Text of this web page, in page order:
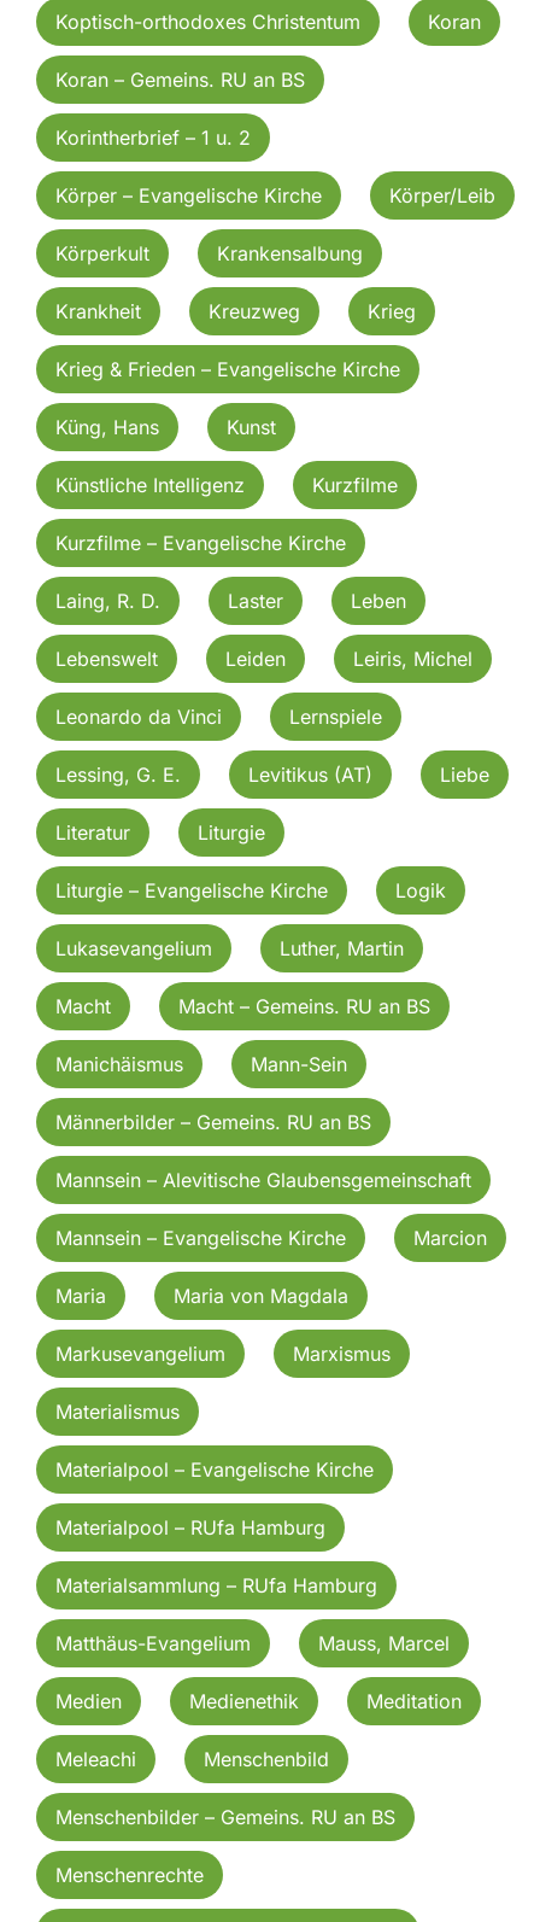
Koptisch-orthodoxes Christentum Koran
Koran – Gemeins. RU an BS
Korintherbrief – 1 u. 2
Körper – Evangelische Kirche Körper/Leib
Körperkult Krankensalbung
Krankheit Kreuzweg Krieg
Krieg & Frieden – Evangelische Kirche
Küng, Hans Kunst
Künstliche Intelligenz Kurzfilme
Kurzfilme – Evangelische Kirche
Laing, R. D. Laster Leben
Lebenswelt Leiden Leiris, Michel
Leonardo da Vinci Lernspiele
Lessing, G. E. Levitikus (AT) Liebe
Literatur Liturgie
Liturgie – Evangelische Kirche Logik
Lukasevangelium Luther, Martin
Macht Macht – Gemeins. RU an BS
Manichäismus Mann-Sein
Männerbilder – Gemeins. RU an BS
Mannsein – Alevitische Glaubensgemeinschaft
Mannsein – Evangelische Kirche Marcion
Maria Maria von Magdala
Markusevangelium Marxismus
Materialismus
Materialpool – Evangelische Kirche
Materialpool – RUfa Hamburg
Materialsammlung – RUfa Hamburg
Matthäus-Evangelium Mauss, Marcel
Medien Medienethik Meditation
Meleachi Menschenbild
Menschenbilder – Gemeins. RU an BS
Menschenrechte